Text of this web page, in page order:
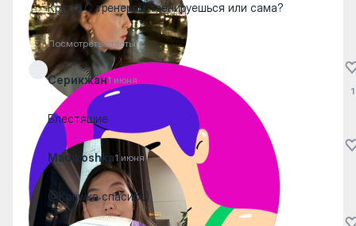
Круто! С тренером тренируешься или сама?
Посмотреть ответы
Серикжан1 июня
Блестящие
1
Madikoshka1 июня
@Kariwka спасибо)